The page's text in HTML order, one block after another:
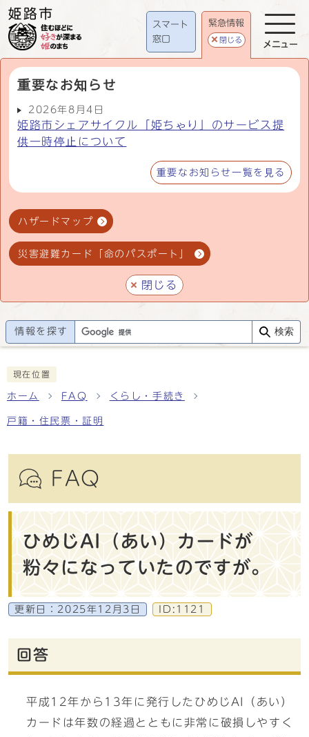
スマート
窓口
緊急情報
閉じる
重要なお知らせ
2026年8月4日
姫路市シェアサイクル「姫ちゃり」のサービス提
供一時停止について
重要なお知らせ一覧を見る
ハザードマップ
災害避難カード「命のパスポート」
閉じる
メニュー
情報を探す 検索
現在位置
ホーム FAQ くらし・手続き
戸籍・住民票・証明
FAQ
ひめじAI（あい）カードが
粉々になっていたのですが。
更新日： 2025年12月3日 ID:1121
回答
平成12年から13年に発行したひめじAI（あい）
カードは年数の経過とともに非常に破損しやすく